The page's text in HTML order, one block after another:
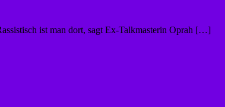
ist man dort, sagt Ex-Talkmasterin Oprah […]